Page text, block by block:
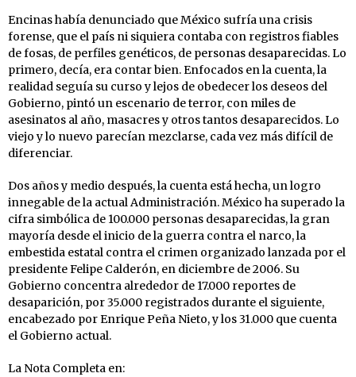
Encinas había denunciado que México sufría una crisis
forense, que el país ni siquiera contaba con registros fiables
de fosas, de perfiles genéticos, de personas desaparecidas. Lo
primero, decía, era contar bien. Enfocados en la cuenta, la
realidad seguía su curso y lejos de obedecer los deseos del
Gobierno, pintó un escenario de terror, con miles de
asesinatos al año, masacres y otros tantos desaparecidos. Lo
viejo y lo nuevo parecían mezclarse, cada vez más difícil de
diferenciar.
Dos años y medio después, la cuenta está hecha, un logro
innegable de la actual Administración. México ha superado la
cifra simbólica de 100.000 personas desaparecidas, la gran
mayoría desde el inicio de la guerra contra el narco, la
embestida estatal contra el crimen organizado lanzada por el
presidente Felipe Calderón, en diciembre de 2006. Su
Gobierno concentra alrededor de 17.000 reportes de
desaparición, por 35.000 registrados durante el siguiente,
encabezado por Enrique Peña Nieto, y los 31.000 que cuenta
el Gobierno actual.
La Nota Completa en: